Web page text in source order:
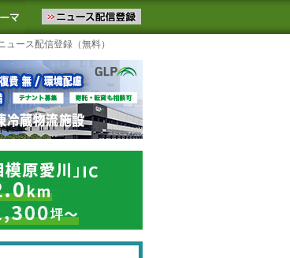
けします。物流ニュースメール配信を登録す
追加 よく見るテーマ
ュース配信登録（無料）